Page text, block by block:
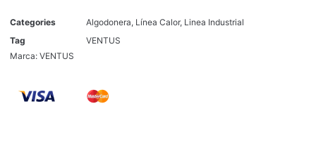
Categories Algodonera, Línea Calor, Linea Industrial
Tag
VENTUS
Marca: VENTUS